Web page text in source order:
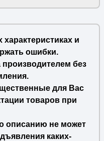
и
ошибки.
без
для Вас
товаров при
описанию не может
каких-